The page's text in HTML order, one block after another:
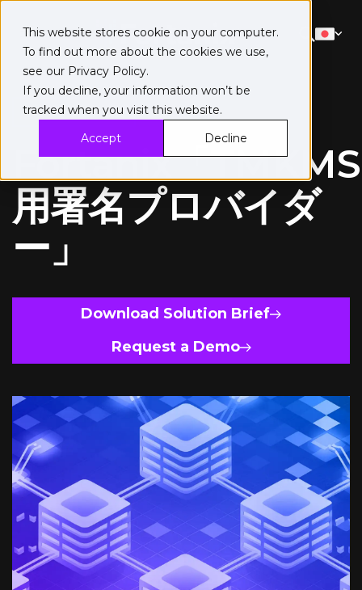
This website stores cookie on your computer.
To find out more about the cookies we use,
see our Privacy Policy.
If you decline, your information won’t be
tracked when you visit this website.
Accept
Decline
ソリューション概要
Fortanix「TMKMS
用署名プロバイダ
ー」
Download Solution Brief
Request a Demo